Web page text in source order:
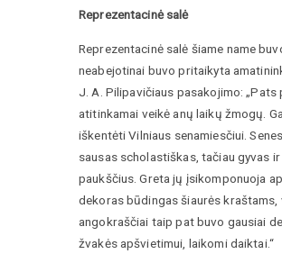
Reprezentacinė salė
Reprezentacinė salė šiame name
neabejotinai buvo pritaikyta
J. A. Pilipavičiaus pasakojimo:
atitinkamai veikė anų laikų žmogų.
iškentėti Vilniaus senamiesčiui.
sausas scholastiškas, tačiau gyvas
paukščius. Greta jų įsikomponuoja
dekoras būdingas šiaurės
angokraščiai taip pat buvo gausiai
žvakės apšvietimui, laikomi daiktai.“